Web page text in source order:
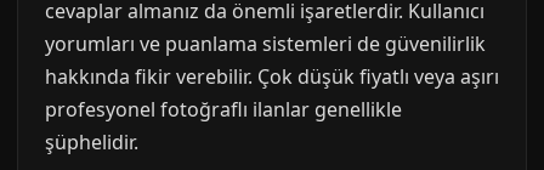
cevaplar almanız da önemli işaretlerdir. Kullanıcı
yorumları ve puanlama sistemleri de güvenilirlik
hakkında fikir verebilir. Çok düşük fiyatlı veya aşırı
profesyonel fotoğraflı ilanlar genellikle
şüphelidir.